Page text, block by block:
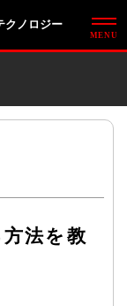
クノロジー
法を教